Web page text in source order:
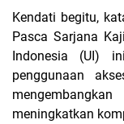
Kendati begitu,
Pasca Sarjana
Indonesia (UI)
penggunaan
meningkatkan